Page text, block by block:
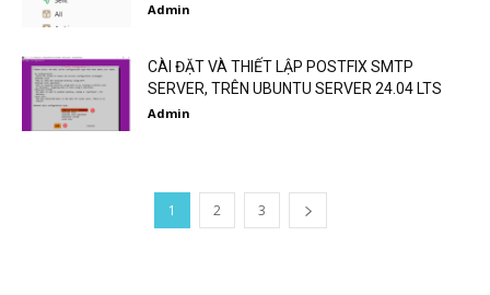
Admin
CÀI ĐẶT VÀ THIẾT LẬP POSTFIX SMTP
SERVER, TRÊN UBUNTU SERVER 24.04 LTS
Admin
1 2 3